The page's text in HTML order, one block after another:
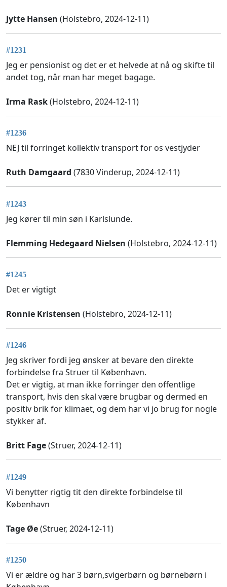
Jytte Hansen (Holstebro, 2024-12-11)
#1231
Jeg er pensionist og det er et helvede at nå og skifte til
andet tog, når man har meget bagage.
Irma Rask(Holstebro, 2024-12-11)
#1236
NEJ til forringet kollektiv transport for os vestjyder
Ruth Damgaard (7830 Vinderup, 2024-12-11)
#1243
Jeg kører til min søn i Karlslunde.
Flemming Hedegaard Nielsen (Holstebro, 2024-12-11)
#1245
Det er vigtigt
Ronnie Kristensen (Holstebro, 2024-12-11)
#1246
Jeg skriver fordi jeg ønsker at bevare den direkte
forbindelse fra Struer til København.
Det er vigtig, at man ikke forringer den offentlige
transport, hvis den skal være brugbar og dermed en
positiv brik for klimaet, og dem har vi jo brug for nogle
stykker af.
Britt Fage(Struer, 2024-12-11)
#1249
Vi benytter rigtig tit den direkte forbindelse til
København
Tage Øe(Struer, 2024-12-11)
#1250
Vi er ældre og har 3 børn,svigerbørn og børnebørn i